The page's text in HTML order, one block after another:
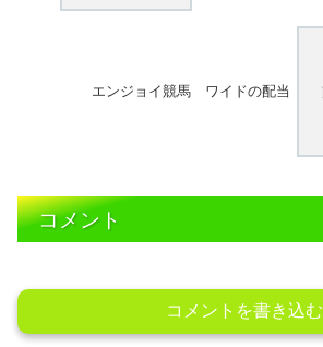
エンジョイ競馬 ワイドの配当
コメント
コメントを書き込む